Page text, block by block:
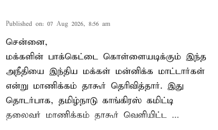
Published on: 07 Aug 2026, 8:56 am
சென்னை,
மக்களின் பாக்கெட்டை கொள்ளையடிக்கும் இந்த
அநீதியை இந்திய மக்கள் மன்னிக்க மாட்டார்கள்
என்று மாணிக்கம் தாகூர் தெரிவித்தார். இது
தொடர்பாக, தமிழ்நாடு காங்கிரஸ் கமிட்டி
தலைவர் மாணிக்கம் தாகூர் வெளியிட்ட ...